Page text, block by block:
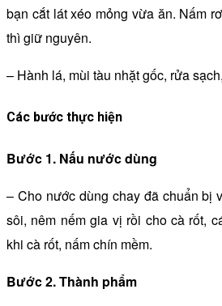
bạn cắt lát xéo mỏng vừa ăn. Nấm
thì giữ nguyên.
– Hành lá, mùi tàu nhặt gốc, rửa
Các bước thực hiện
Bước 1. Nấu nước dùng
– Cho nước dùng chay đã chuẩn bị
sôi, nêm nếm gia vị rồi cho cà rốt,
khi cà rốt, nấm chín mềm.
Bước 2. Thành phẩm